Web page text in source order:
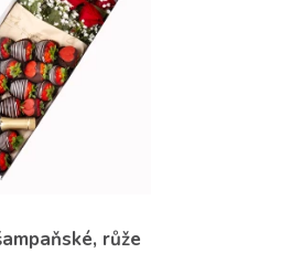
růže